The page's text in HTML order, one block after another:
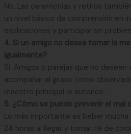
No. Las ceremonias y retiros
un nivel básico de comprensión en
explicaciones y participar sin
4. Si un amigo no desea tomar la
igualmente?
Sí. Amigos o parejas que no
acompañar al grupo como
maestro principal lo autorice.
5. ¿Cómo se puede prevenir el mal
Lo más importante es beber mucha
24 horas al llegar y tomar té de